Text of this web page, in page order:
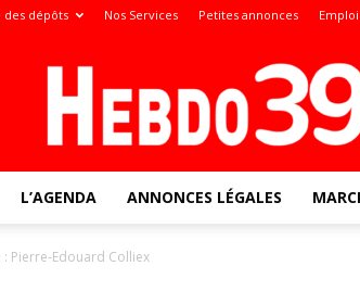
des dépôts Nos Services Petites annonces
L’AGENDA ANNONCES LÉGALES
: Pierre-Edouard Colliex